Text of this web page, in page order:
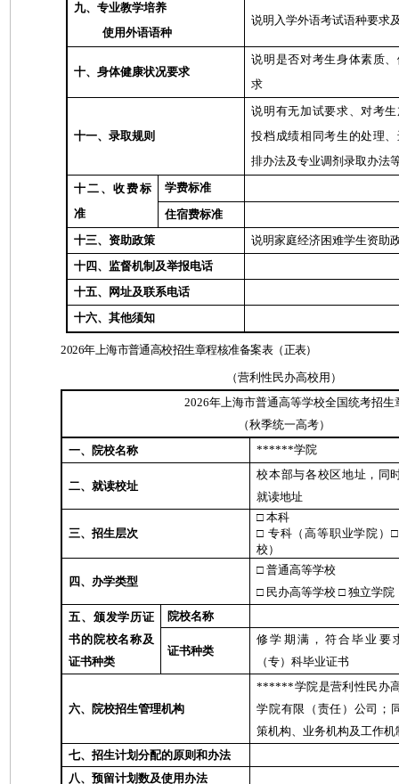
九、专业教学培养
使用外语语种
说明入学外语考试语种要求
十、身体健康状况要求
说明是否对考生身体素质
求
十一、录取规则
说明有无加试要求、对考
投档成绩相同考生的处理
排办法及专业调剂录取办法
十二、收费标
准
学费标准
住宿费标准
十三、资助政策
说明家庭经济困难学生资助
十四、监督机制及举报电话
十五、网址及联系电话
十六、其他须知
2026年上海市普通高校招生章程核准备案表（正表）
（营利性民办高校用）
2026年上海市普通高等学校全国统考招生
（秋季统一高考）
一、院校名称
******学院
二、就读校址
校本部与各校区地址，同
就读地址
三、招生层次
□ 本科
□ 专科（高等职业学院）
校）
四、办学类型
□ 普通高等学校
□ 民办高等学校 □ 独立学院
五、颁发学历证
书的院校名称及
证书种类
院校名称
证书种类
修学期满，符合毕业要
（专）科毕业证书
六、院校招生管理机构
******学院是营利性民办
学院有限（责任）公司；
策机构、业务机构及工作机
七、招生计划分配的原则和办法
八、预留计划数及使用办法